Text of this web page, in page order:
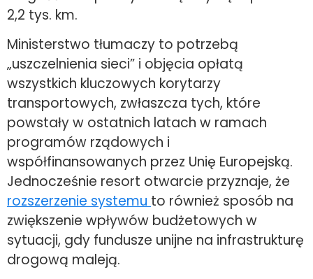
2,2 tys. km.
Ministerstwo tłumaczy to potrzebą
„uszczelnienia sieci” i objęcia opłatą
wszystkich kluczowych korytarzy
transportowych, zwłaszcza tych, które
powstały w ostatnich latach w ramach
programów rządowych i
współfinansowanych przez Unię Europejską.
Jednocześnie resort otwarcie przyznaje, że
rozszerzenie systemu to również sposób na
zwiększenie wpływów budżetowych w
sytuacji, gdy fundusze unijne na infrastrukturę
drogową maleją.